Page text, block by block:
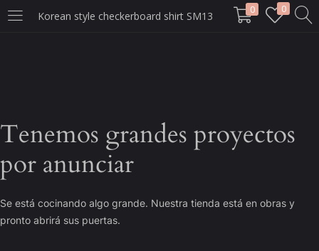
Korean style checkerboard shirt SM13 0 0
LOGIN
Remember me
Tenemos grandes proyectos
por anunciar
Se está cocinando algo grande. Nuestra tienda está en obras y
pronto abrirá sus puertas.